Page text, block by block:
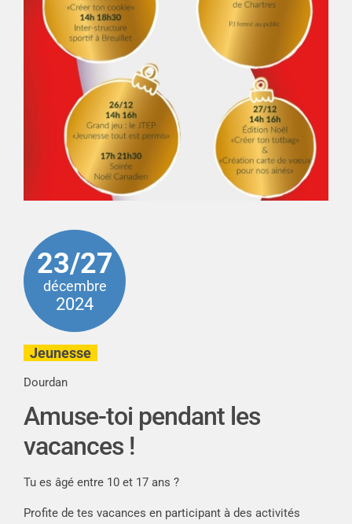
23/27
décembre
2024
Jeunesse
Dourdan
Amuse-toi pendant les
vacances !
Tu es âgé entre 10 et 17 ans ?
Profite de tes vacances en participant à des activités